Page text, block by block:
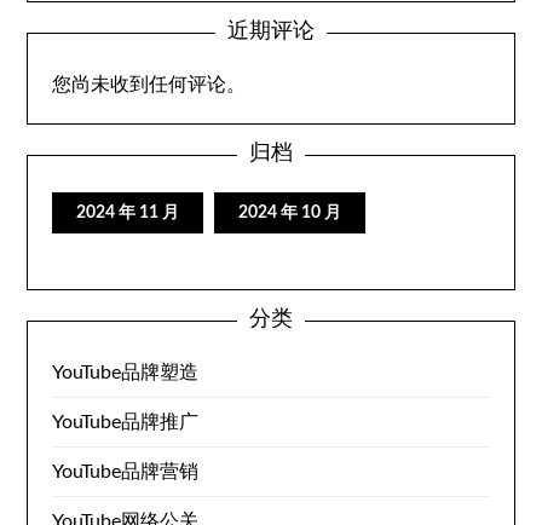
近期评论
您尚未收到任何评论。
归档
2024 年 11 月 2024 年 10 月
分类
YouTube品牌塑造
YouTube品牌推广
YouTube品牌营销